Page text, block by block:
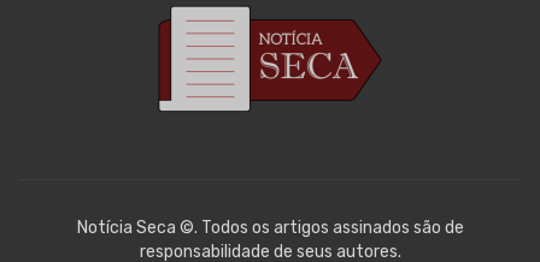
Notícia Seca ©. Todos os artigos assinados são de
responsabilidade de seus autores.